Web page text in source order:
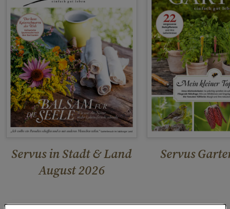
Servus in Stadt & Land
August 2026
Servus